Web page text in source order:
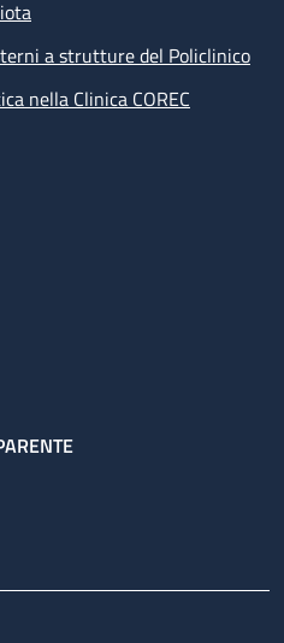
a strutture del Policlinico
nella Clinica COREC